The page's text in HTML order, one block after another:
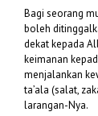
Bagi seorang
boleh
dekat kepada
keimanan
menjalankan
ta’ala (salat,
larangan-Nya.